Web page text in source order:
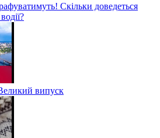
Скільки доведеться
випуск